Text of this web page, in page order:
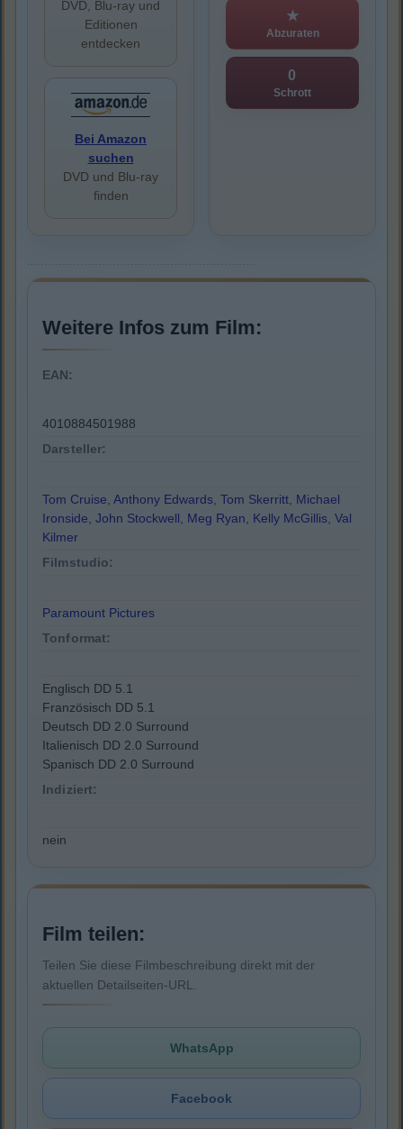
DVD, Blu-ray und
Editionen
entdecken
Bei Amazon
suchen
DVD und Blu-ray
finden
★
Abzuraten
0
Schrott
Weitere Infos zum Film:
EAN:
4010884501988
Darsteller:
Tom Cruise, Anthony Edwards, Tom Skerritt, Michael
Ironside, John Stockwell, Meg Ryan, Kelly McGillis, Val
Kilmer
Filmstudio:
Paramount Pictures
Tonformat:
Englisch DD 5.1
Französisch DD 5.1
Deutsch DD 2.0 Surround
Italienisch DD 2.0 Surround
Spanisch DD 2.0 Surround
Indiziert:
nein
Film teilen:
Teilen Sie diese Filmbeschreibung direkt mit der
aktuellen Detailseiten-URL.
WhatsApp
Facebook